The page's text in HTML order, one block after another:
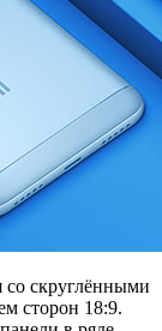
скруглёнными
сторон 18:9.